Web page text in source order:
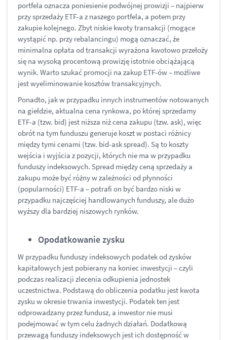
portfela oznacza poniesienie podwójnej prowizji – najpierw
przy sprzedaży ETF-a z naszego portfela, a potem przy
zakupie kolejnego. Zbyt niskie kwoty transakcji (mogące
wystąpić np. przy rebalancingu) mogą oznaczać, że
minimalna opłata od transakcji wyrażona kwotowo przełoży
się na wysoką procentową prowizję istotnie obciążającą
wynik. Warto szukać promocji na zakup ETF-ów – możliwe
jest wyeliminowanie kosztów transakcyjnych.
Ponadto, jak w przypadku innych instrumentów notowanych
na giełdzie, aktualna cena rynkowa, po której sprzedamy
ETF-a (tzw. bid) jest niższa niż cena zakupu (tzw. ask), więc
obrót na tym funduszu generuje koszt w postaci różnicy
między tymi cenami (tzw. bid-ask spread). Są to koszty
wejścia i wyjścia z pozycji, których nie ma w przypadku
funduszy indeksowych. Spread między ceną sprzedaży a
zakupu może być różny w zależności od płynności
(popularności) ETF-a – potrafi on być bardzo niski w
przypadku najczęściej handlowanych funduszy, ale dużo
wyższy dla bardziej niszowych rynków.
Opodatkowanie zysku
W przypadku funduszy indeksowych podatek od zysków
kapitałowych jest pobierany na koniec inwestycji – czyli
podczas realizacji zlecenia odkupienia jednostek
uczestnictwa. Podstawą do obliczenia podatku jest kwota
zysku w okresie trwania inwestycji. Podatek ten jest
odprowadzany przez fundusz, a inwestor nie musi
podejmować w tym celu żadnych działań. Dodatkową
przewagą funduszy indeksowych jest ich dostępność w